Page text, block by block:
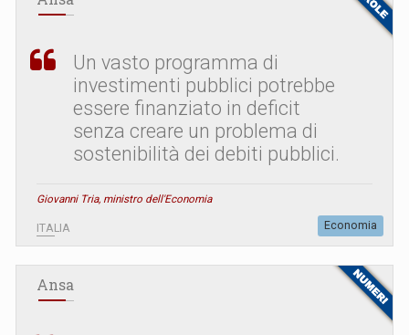
Un vasto programma di
investimenti pubblici potrebbe
essere finanziato in deficit
senza creare un problema di
sostenibilità dei debiti pubblici.
Giovanni Tria, ministro dell'Economia
ITALIA Economia
Ansa